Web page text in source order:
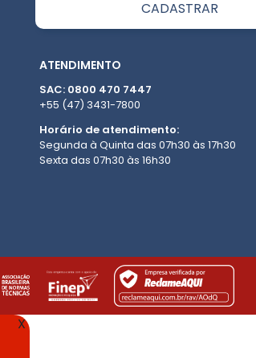
ATENDIMENTO
SAC: 0800 470 7447
+55 (47) 3431-7800
Horário de atendimento:
Segunda à Quinta das 07h30 às 17h30
Sexta das 07h30 às 16h30
X